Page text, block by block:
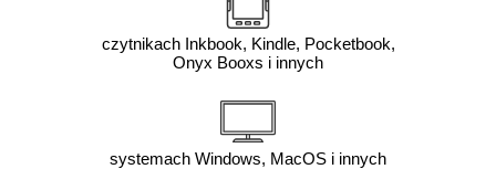
czytnikach Inkbook, Kindle, Pocketbook,
Onyx Booxs i innych
systemach Windows, MacOS i innych